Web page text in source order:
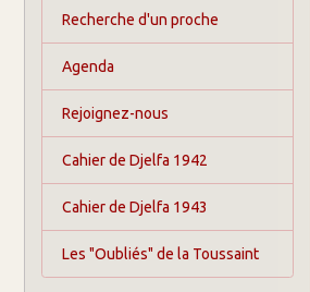
Recherche d'un proche
Agenda
Rejoignez-nous
Cahier de Djelfa 1942
Cahier de Djelfa 1943
Les "Oubliés" de la Toussaint